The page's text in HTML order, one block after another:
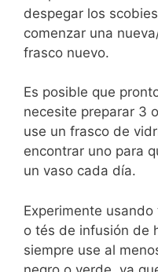
despegar los
comenzar una
frasco nuevo.
Es posible que
necesite preparar 3
use un frasco de
encontrar uno para
un vaso cada día.
Experimente
o tés de infusión de
siempre use al